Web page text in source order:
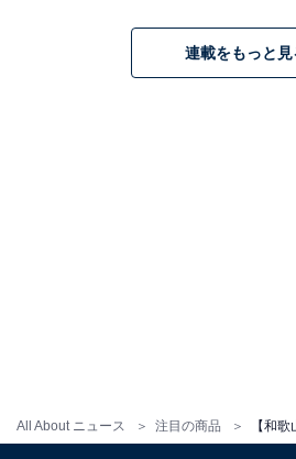
All About ニュース 注目の商品
堪能できます。食事は熊野牛や鹿
鮎など地元の幸を活かした「季節
連載をもっと見